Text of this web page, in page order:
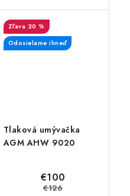
domácich majstrov a
remeselníkov. Dodávaná v
plastovom kufri.
Tlaková umývačka
AGM AHW 9020
20 %
Odosielame ihneď
€100
€126